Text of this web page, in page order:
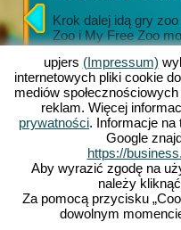
zoo:
Krok dalej idą gry
Zoo i My Free Zoo
Tutaj możesz
ponad 300 różnymi
zwierząt. W tym celu
szeroka paleta
wybiegów, dekoracji
upjers (Impressum)
internetowych pliki cookie
mediów
reklam. Więcej
prywatności. Informacje
Google
https://
Aby wyrazić zgodę na
należy
Za pomocą przycisku
dowolnym